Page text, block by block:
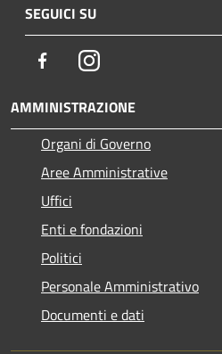
SEGUICI SU
FacebookInstagram
AMMINISTRAZIONE
Organi di Governo
Aree Amministrative
Uffici
Enti e fondazioni
Politici
Personale Amministrativo
Documenti e dati